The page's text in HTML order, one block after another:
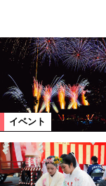
いわき市
二本松市
柳津町
イベント